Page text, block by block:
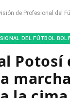
de Profesional del
DEL FÚTBOL
Potosí